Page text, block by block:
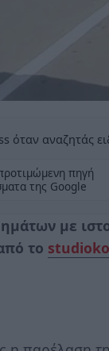
όταν αναζητάς
πηγή
της Google
με
το